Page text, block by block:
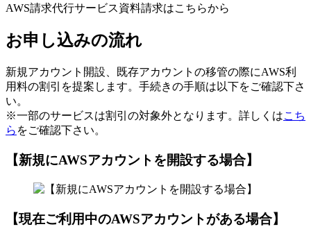
AWS請求代行サービス資料請求はこちらから
お申し込みの流れ
新規アカウント開設、既存アカウントの移管の際にAWS利
用料の割引を提案します。手続きの手順は以下をご確認下さ
い。
※一部のサービスは割引の対象外となります。詳しくはこち
ら をご確認下さい。
【新規にAWSアカウントを開設する場合】
【現在ご利用中のAWSアカウントがある場合】